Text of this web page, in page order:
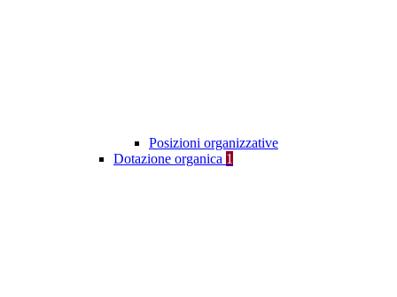
Posizioni organizzative
Dotazione organica 1